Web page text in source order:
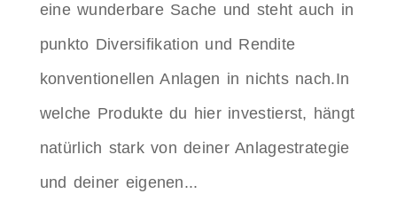
eine wunderbare Sache und steht auch in
punkto Diversifikation und Rendite
konventionellen Anlagen in nichts nach.In
welche Produkte du hier investierst, hängt
natürlich stark von deiner Anlagestrategie
und deiner eigenen...